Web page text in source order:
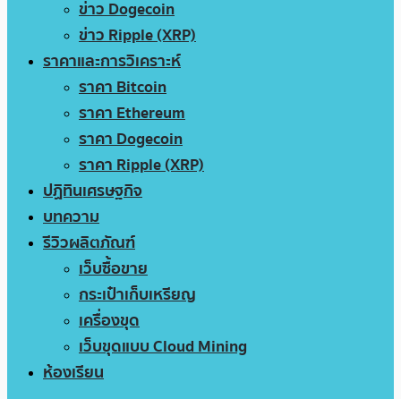
ข่าว Dogecoin
ข่าว Ripple (XRP)
ราคาและการวิเคราะห์
ราคา Bitcoin
ราคา Ethereum
ราคา Dogecoin
ราคา Ripple (XRP)
ปฏิทินเศรษฐกิจ
บทความ
รีวิวผลิตภัณฑ์
เว็บซื้อขาย
กระเป๋าเก็บเหรียญ
เครื่องขุด
เว็บขุดแบบ Cloud Mining
ห้องเรียน